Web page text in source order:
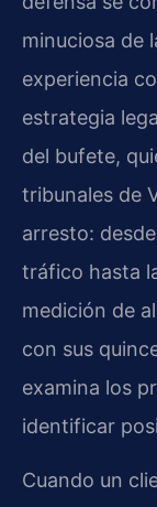
minuciosa de
experiencia
estrategia
del bufete,
tribunales de
arresto:
tráfico hasta
medición de
con sus
examina los
identificar
Cuando un